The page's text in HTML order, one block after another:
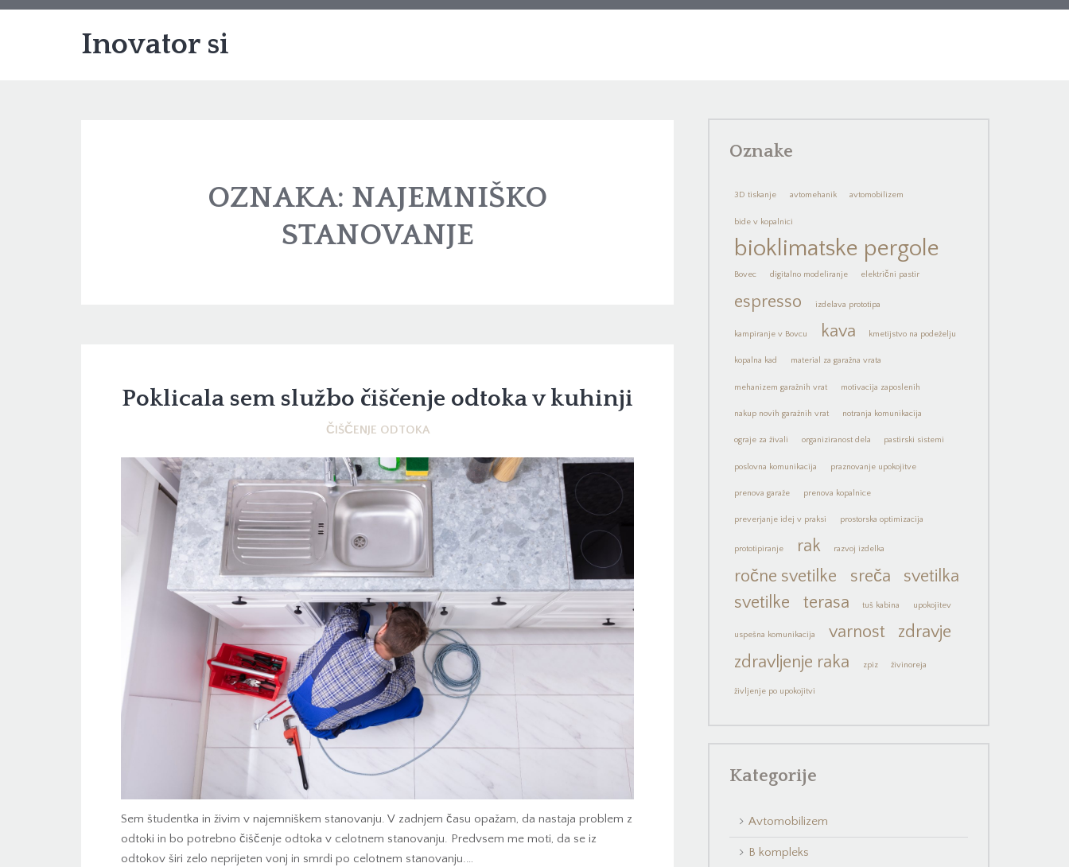
Inovator si
OZNAKA: NAJEMNIŠKO
STANOVANJE
Poklicala sem službo čiščenje odtoka v kuhinji
ČIŠČENJE ODTOKA
Sem študentka in živim v najemniškem stanovanju. V zadnjem času opažam, da nastaja problem z
odtoki in bo potrebno čiščenje odtoka v celotnem stanovanju. Predvsem me moti, da se iz
odtokov širi zelo neprijeten vonj in smrdi po celotnem stanovanju.…
Oznake
3D tiskanje avtomehanik avtomobilizem
bide v kopalnici
bioklimatske pergole
Bovec digitalno modeliranje električni pastir
espresso izdelava prototipa
kampiranje v Bovcu kava kmetijstvo na podeželju
kopalna kad material za garažna vrata
mehanizem garažnih vrat motivacija zaposlenih
nakup novih garažnih vrat notranja komunikacija
ograje za živali organiziranost dela pastirski sistemi
poslovna komunikacija praznovanje upokojitve
prenova garaže prenova kopalnice
preverjanje idej v praksi prostorska optimizacija
prototipiranje rak razvoj izdelka
ročne svetilke sreča
svetilka
svetilke
terasa tuš kabina upokojitev
uspešna komunikacija varnost
zdravje
zdravljenje raka
zpiz živinoreja
življenje po upokojitvi
Kategorije
Avtomobilizem
B kompleks